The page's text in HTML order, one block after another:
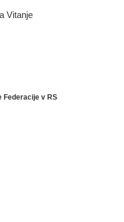
Federacije v RS